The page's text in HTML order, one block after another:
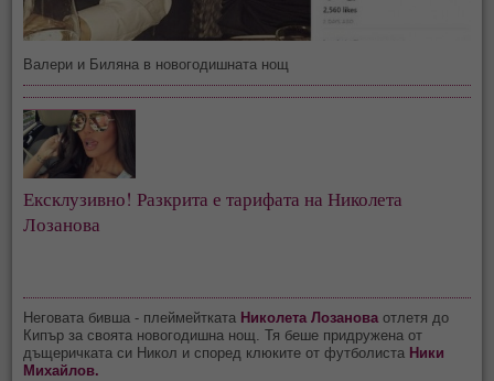
Валери и Биляна в новогодишната нощ
Ексклузивно! Разкрита е тарифата на Николета
Лозанова
Неговата бивша - плеймейтката Николета Лозановаотлетя до
Кипър за своята новогодишна нощ. Тя беше придружена от
дъщеричката си Никол и според клюките от футболиста Ники
Михайлов.